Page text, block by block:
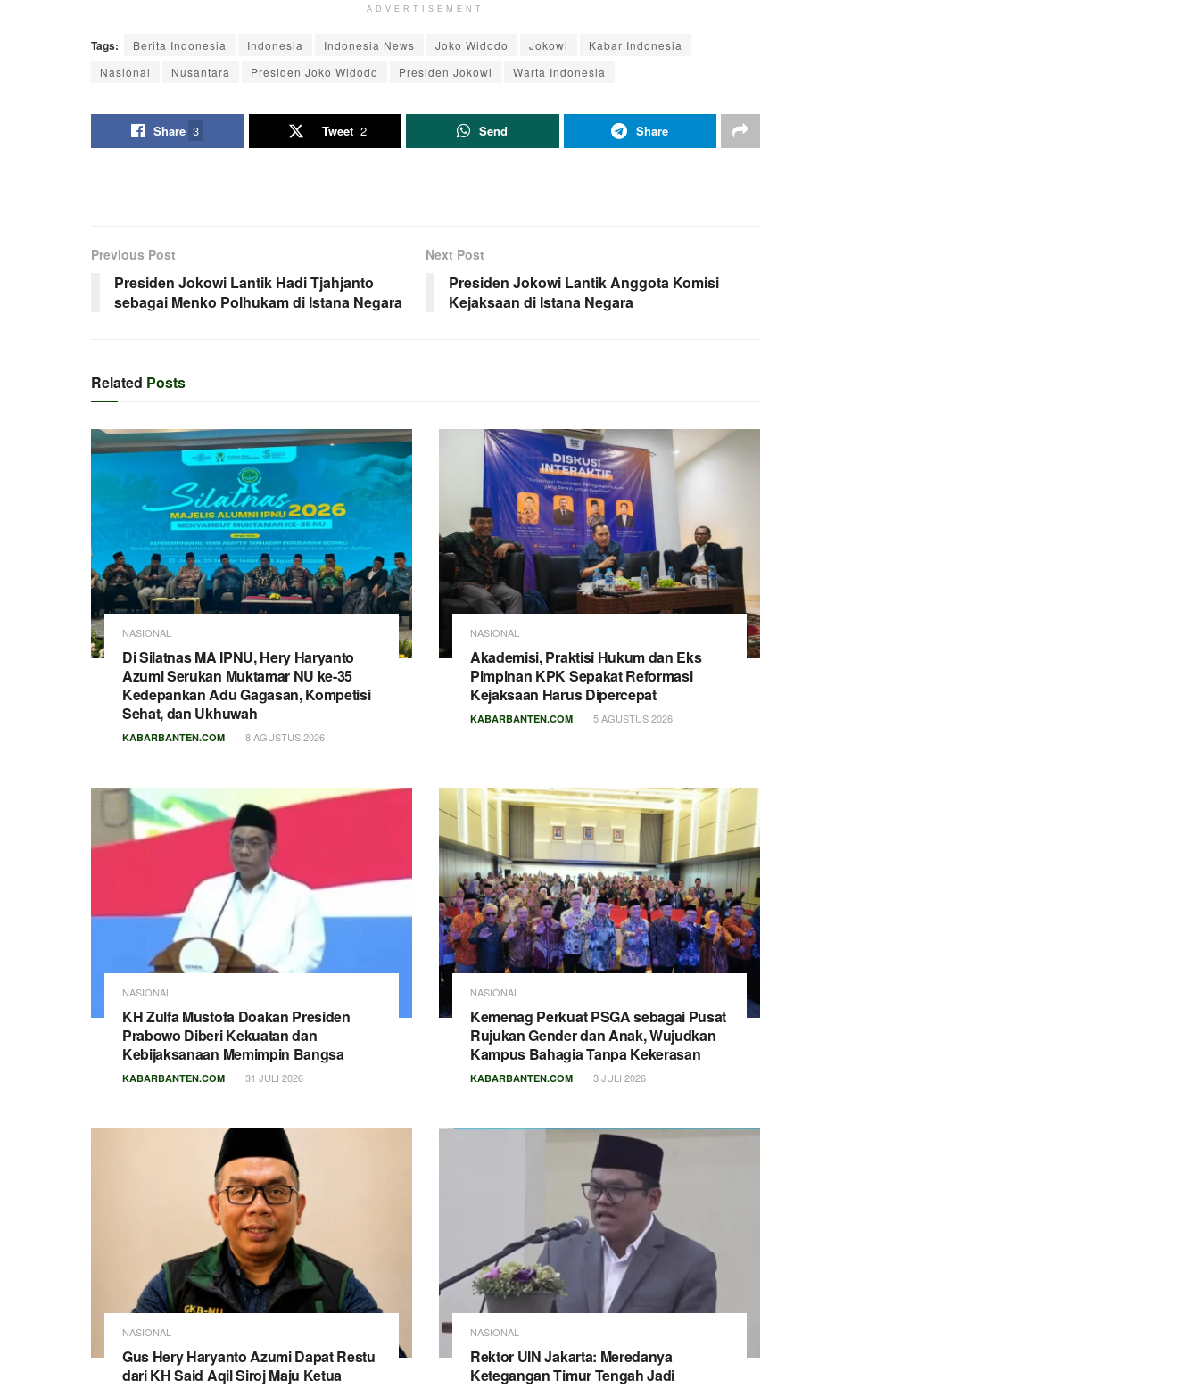
ADVERTISEMENT
Tags: Berita Indonesia Indonesia Indonesia News Joko Widodo Jokowi
Kabar Indonesia
Nasional
Nusantara Presiden Joko Widodo Presiden Jokowi Warta Indonesia
Share 3 Tweet 2 Send Share
Previous Post
Presiden Jokowi Lantik Hadi Tjahjanto
sebagai Menko Polhukam di Istana Negara
Next Post
Presiden Jokowi Lantik Anggota Komisi
Kejaksaan di Istana Negara
Related Posts
NASIONAL
Di Silatnas MA IPNU, Hery Haryanto
Azumi Serukan Muktamar NU ke-35
Kedepankan Adu Gagasan, Kompetisi
Sehat, dan Ukhuwah
KABARBANTEN.COM 8 AGUSTUS 2026
NASIONAL
Akademisi, Praktisi Hukum dan Eks
Pimpinan KPK Sepakat Reformasi
Kejaksaan Harus Dipercepat
KABARBANTEN.COM 5 AGUSTUS 2026
NASIONAL
KH Zulfa Mustofa Doakan Presiden
Prabowo Diberi Kekuatan dan
Kebijaksanaan Memimpin Bangsa
KABARBANTEN.COM 31 JULI 2026
NASIONAL
Kemenag Perkuat PSGA sebagai Pusat
Rujukan Gender dan Anak, Wujudkan
Kampus Bahagia Tanpa Kekerasan
KABARBANTEN.COM 3 JULI 2026
NASIONAL
Gus Hery Haryanto Azumi Dapat Restu
dari KH Said Aqil Siroj Maju Ketua
NASIONAL
Rektor UIN Jakarta: Meredanya
Ketegangan Timur Tengah Jadi